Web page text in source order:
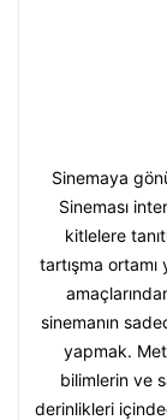
Sinemaya
Sineması
kitlelere
tartışma
sinemanın
yapmak.
bilimlerin ve
derinlikleri